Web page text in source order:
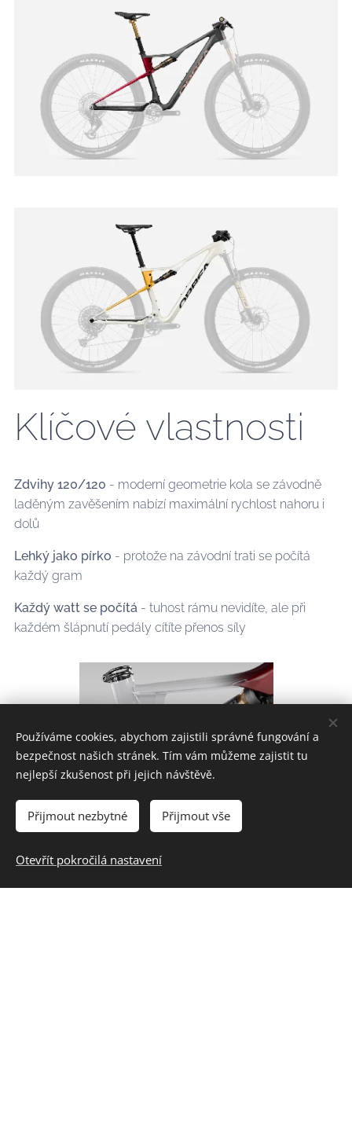
Klíčové vlastnosti
Zdvihy 120/120 - moderní geometrie kola se závodně
laděným zavěšením nabízí maximální rychlost nahoru i
dolů
Lehký jako pírko - protože na závodní trati se počítá
každý gram
Každý watt se počítá - tuhost rámu nevidíte, ale při
každém šlápnutí pedály cítíte přenos síly
Používáme cookies, abychom zajistili správné fungování a
bezpečnost našich stránek. Tím vám můžeme zajistit tu
nejlepší zkušenost při jejich návštěvě.
Přijmout nezbytné Přijmout vše
Otevřít pokročilá nastavení